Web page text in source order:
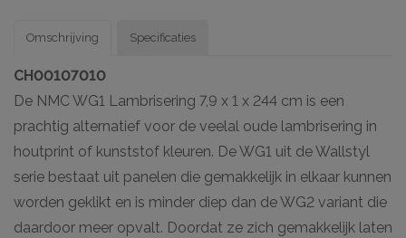
Omschrijving
CH00107010
De NMC WG1 Lambrisering 7,9 x 1 x 244 cm is een
prachtig alternatief voor de veelal oude lambrisering in
houtprint of kunststof kleuren. De WG1 uit de Wallstyl
serie bestaat uit panelen die gemakkelijk in elkaar kunnen
worden geklikt en is minder diep dan de WG2 variant die
daardoor meer opvalt. Doordat ze zich gemakkelijk laten
Specificaties